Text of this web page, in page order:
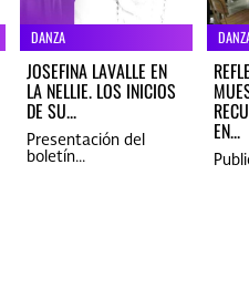
DANZA
JOSEFINA LAVALLE EN
LA NELLIE. LOS INICIOS
DE SU...
Presentación del
boletín...
EN...